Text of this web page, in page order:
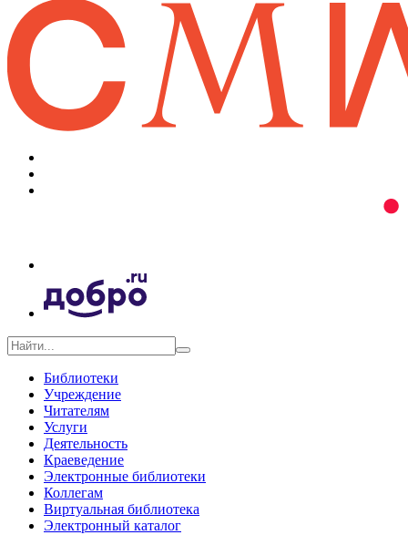
Библиотеки
Учреждение
Читателям
Услуги
Деятельность
Краеведение
Электронные библиотеки
Коллегам
Виртуальная библиотека
Электронный каталог